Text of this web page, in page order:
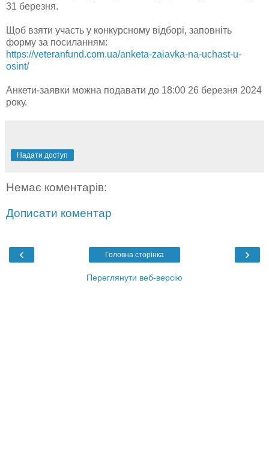
31 березня.
Щоб взяти участь у конкурсному відборі, заповніть
форму за посиланням:
https://veteranfund.com.ua/anketa-zaiavka-na-uchast-u-
osint/
Анкети-заявки можна подавати до 18:00 26 березня 2024
року.
Надати доступ
Немає коментарів:
Дописати коментар
‹ ›
Головна сторінка
Переглянути веб-версію